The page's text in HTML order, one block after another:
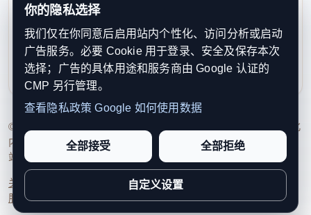
速了解欧洲动态。
contact@xinouzhou.com
服务支持、版权与合作：工作日优先处理站务、投稿与权
利通知
© 2026 新欧洲·欧洲头条. All Rights Reserved. 本网站持续优化
内容透明度、联系方式与用户权利说明，以提升品牌信任感和
站点完整度。
关于我们 编辑规范日期归档隐私政策
服务条款联系我们
你的隐私选择
我们仅在你同意后启用站内个性化、访问分析或启动
广告服务。必要 Cookie 用于登录、安全及保存本次
选择；广告的具体用途和服务商由 Google 认证的
CMP 另行管理。
查看隐私政策 Google 如何使用数据
全部接受 全部拒绝
自定义设置